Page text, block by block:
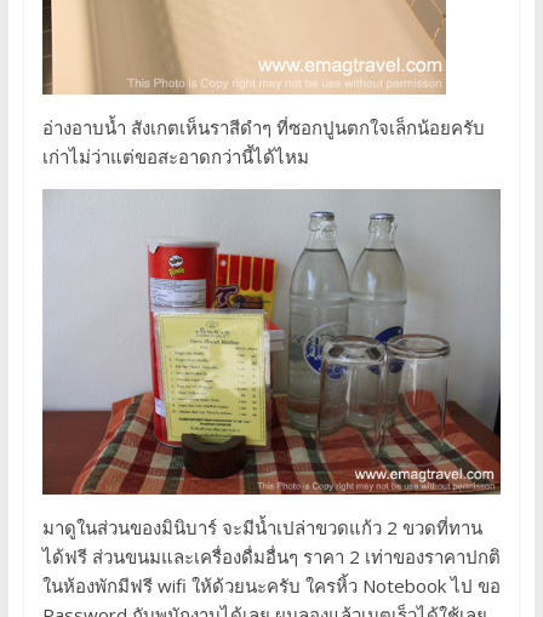
อ่างอาบน้ำ สังเกตเห็นราสีดำๆ ที่ซอกปูนตกใจเล็กน้อยครับ
เก่าไม่ว่าแต่ขอสะอาดกว่านี้ได้ไหม
มาดูในส่วนของมินิบาร์ จะมีน้ำเปล่าขวดแก้ว 2 ขวดที่ทาน
ได้ฟรี ส่วนขนมและเครื่องดื่มอื่นๆ ราคา 2 เท่าของราคาปกติ
ในห้องพักมีฟรี wifi ให้ด้วยนะครับ ใครหิ้ว Notebook ไป ขอ